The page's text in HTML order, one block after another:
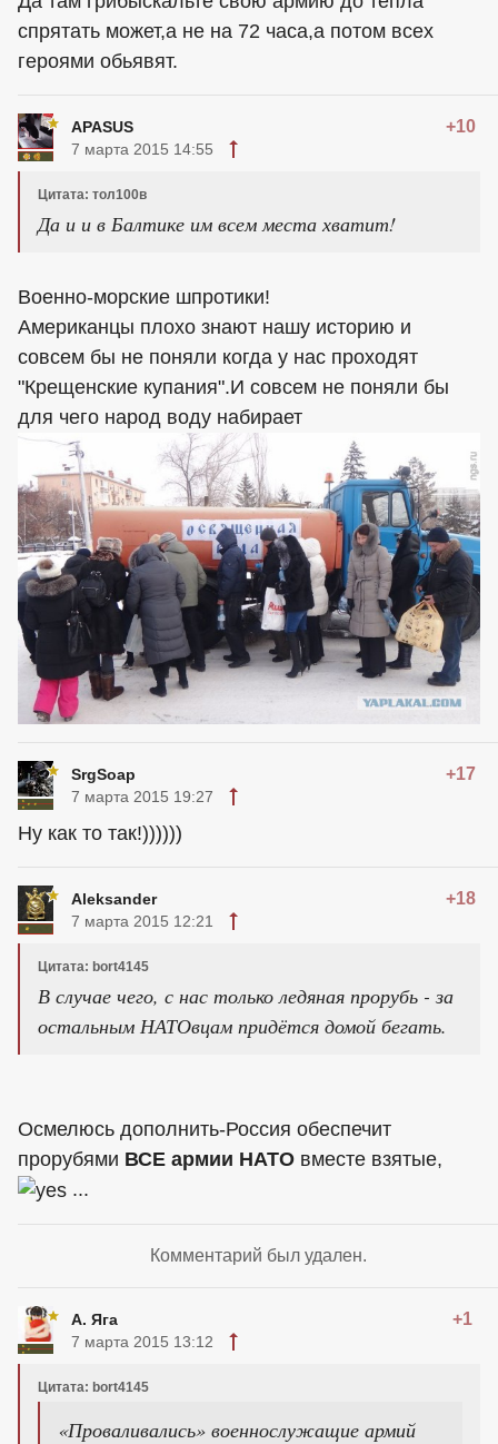
спрятать может,а не на 72 часа,а потом всех
героями обьявят.
APASUS +10
7 марта 2015 14:55
Цитата: тол100в
Да и и в Балтике им всем места хватит!
Военно-морские шпротики!
Американцы плохо знают нашу историю и
совсем бы не поняли когда у нас проходят
"Крещенские купания".И совсем не поняли бы
для чего народ воду набирает
SrgSoap +17
7 марта 2015 19:27
Ну как то так!))))))
Aleksander +18
7 марта 2015 12:21
Цитата: bort4145
В случае чего, с нас только ледяная прорубь - за
остальным НАТОвцам придётся домой бегать.
Осмелюсь дополнить-Россия обеспечит
прорубями ВСЕ армии НАТО вместе взятые,
...
Комментарий был удален.
А. Яга +1
7 марта 2015 13:12
Цитата: bort4145
«Проваливались» военнослужащие армий